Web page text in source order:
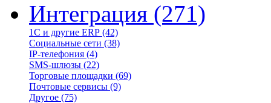
Интеграция (271)
1С и другие ERP (42)
Социальные сети (38)
IP-телефония (4)
SMS-шлюзы (22)
Торговые площадки (69)
Почтовые сервисы (9)
Другое (75)